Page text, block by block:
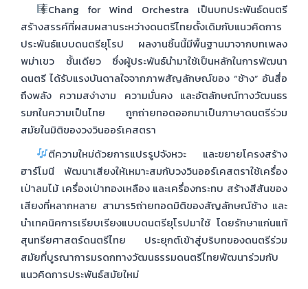
Chang for Wind Orchestra เป็นบทประพันธ์ดนตรี
สร้างสรรค์ที่ผสมผสานระหว่างดนตรีไทยดั้งเดิมกับแนวคิดการ
ประพันธ์แบบดนตรียุโรป ผลงานชิ้นนี้มีพื้นฐานมาจากบทเพลง
พม่าเขว ชั้นเดียว ซึ่งผู้ประพันธ์นำมาใช้เป็นหลักในการพัฒนา
ดนตรี ได้รับแรงบันดาลใจจากภาพสัญลักษณ์ของ “ช้าง” อันสื่อ
ถึงพลัง ความสง่างาม ความมั่นคง และอัตลักษณ์ทางวัฒนธร
รมกในความเป็นไทย ถูกถ่ายทอดออกมาเป็นภาษาดนตรีร่วม
สมัยในมิติของวงวินออร์เคสตรา
ตีความใหม่ด้วยการแปรรูปจังหวะ และขยายโครงสร้าง
ฮาร์โมนี พัฒนาเสียงให้เหมาะสมกับวงวินออร์เคสตราใช้เครื่อง
เป่าลมไม้ เครื่องเป่าทองเหลือง และเครื่องกระทบ สร้างสีสันของ
เสียงที่หลากหลาย สามาร5ถ่ายทอดมิติของสัญลักษณ์ช้าง และ
นำเทคนิคการเรียบเรียงแบบดนตรียุโรปมาใช้ โดยรักษาแก่นแท้
สุนทรียศาสตร์ดนตรีไทย ประยุกต์เข้าสู่บริบทของดนตรีร่วม
สมัยที่บูรณาการมรดกทางวัฒนธรรมดนตรีไทยพัฒนาร่วมกับ
แนวคิดการประพันธ์สมัยใหม่